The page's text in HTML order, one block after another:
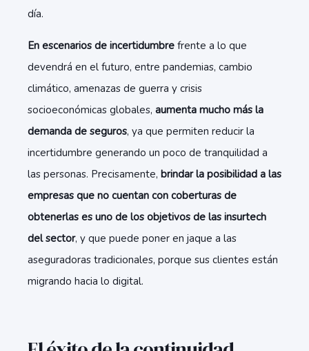
día.
En escenarios de incertidumbre frente a lo que
devendrá en el futuro, entre pandemias, cambio
climático, amenazas de guerra y crisis
socioeconómicas globales, aumenta mucho más la
demanda de seguros, ya que permiten reducir la
incertidumbre generando un poco de tranquilidad a
las personas. Precisamente, brindar la posibilidad a las
empresas que no cuentan con coberturas de
obtenerlas es uno de los objetivos de las insurtech
del sector, y que puede poner en jaque a las
aseguradoras tradicionales, porque sus clientes están
migrando hacia lo digital.